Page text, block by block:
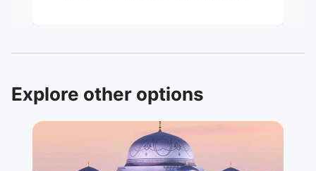
Explore other options